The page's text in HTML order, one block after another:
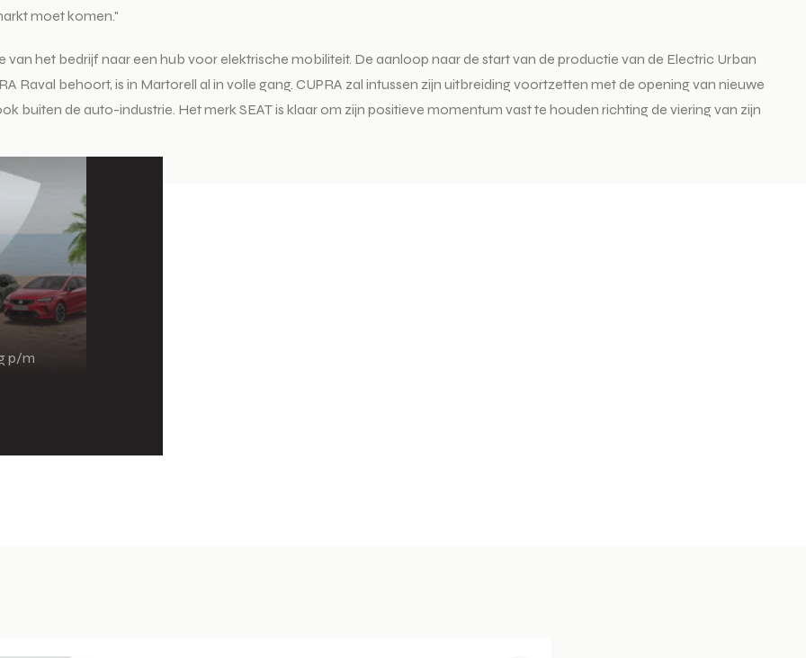
p/m
moet komen."
van het bedrijf naar een hub voor elektrische mobiliteit. De aanloop naar de start van de productie van de Electric Urban
Raval behoort, is in Martorell al in volle gang. CUPRA zal intussen zijn uitbreiding voortzetten met de opening van nieuwe
buiten de auto-industrie. Het merk SEAT is klaar om zijn positieve momentum vast te houden richting de viering van zijn